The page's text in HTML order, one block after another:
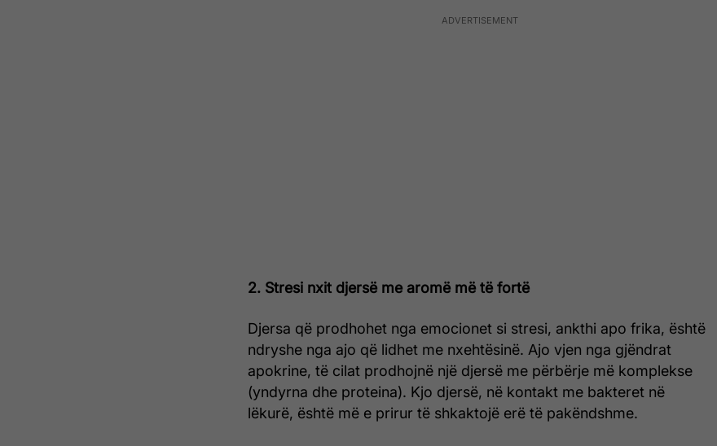
2. Stresi nxit djersë me aromë më të fortë
Djersa që prodhohet nga emocionet si stresi, ankthi apo frika, është
ndryshe nga ajo që lidhet me nxehtësinë. Ajo vjen nga gjëndrat
apokrine, të cilat prodhojnë një djersë me përbërje më komplekse
(yndyrna dhe proteina). Kjo djersë, në kontakt me bakteret në
lëkurë, është më e prirur të shkaktojë erë të pakëndshme.